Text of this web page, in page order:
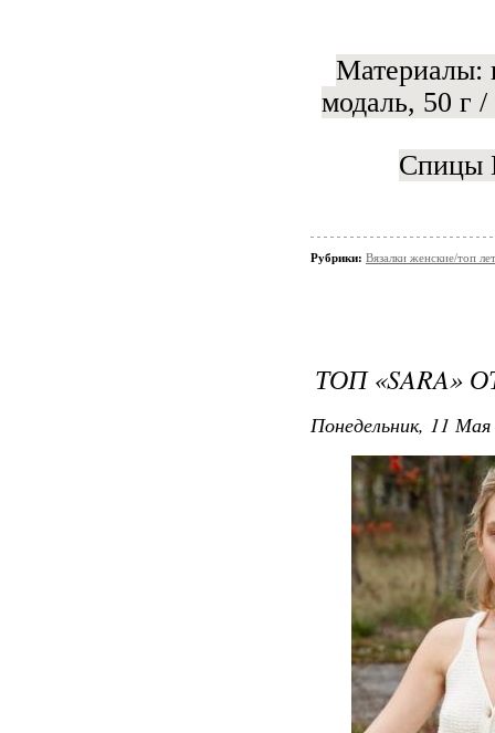
Материалы:
модаль, 50 г
Спицы
Рубрики: Вязалки женские/топ
ТОП «SARA»
Понедельник, 11